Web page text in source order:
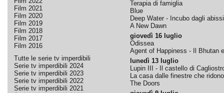
Film 2021
Film 2020
Film 2019
Film 2018
Film 2017
Film 2016
Tutte le serie tv imperdibili
Serie tv imperdibili 2024
Serie tv imperdibili 2023
Serie tv imperdibili 2022
Serie tv imperdibili 2021
Terapia di famiglia
Blue
Deep Water - Incubo dagli abissi
A New Dawn
giovedì 16 luglio
Odissea
Agent of Happiness - Il Bhutan
lunedì 13 luglio
Lupin III - Il castello di
La casa dalle finestre che ridono
The Doors